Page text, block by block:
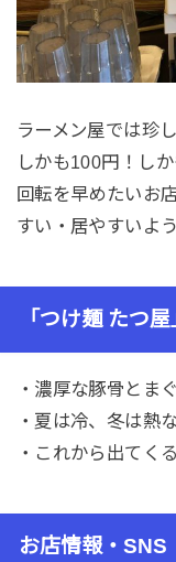
ラーメン屋では珍
しかも100円！し
回転を早めたいお
すい・居やすいよ
「つけ麺 たつ
・濃厚な豚骨とま
・夏は冷、冬は熱
・これから出てく
お店情報・SNS